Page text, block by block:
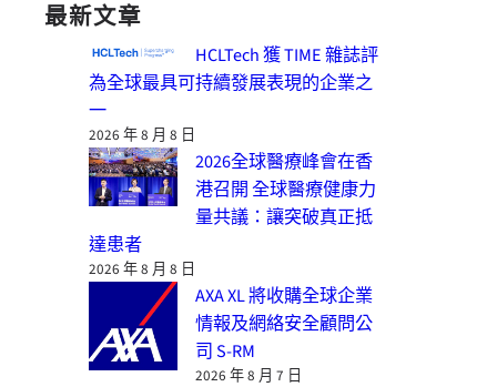
最新文章
HCLTech 獲 TIME 雜誌評
為全球最具可持續發展表現的企業之
一
2026 年 8 月 8 日
2026全球醫療峰會在香
港召開 全球醫療健康力
量共議：讓突破真正抵
達患者
2026 年 8 月 8 日
AXA XL 將收購全球企業
情報及網絡安全顧問公
司 S-RM
2026 年 8 月 7 日